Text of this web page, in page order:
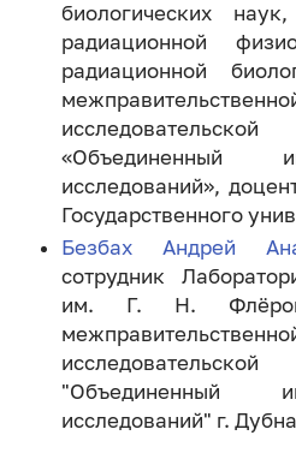
биологических
радиационной
радиационной
«Объединенный
исследований»,
Государственного
Безбах Андрей
сотрудник
им. Г. Н.
"Объединенный
исследований" г.